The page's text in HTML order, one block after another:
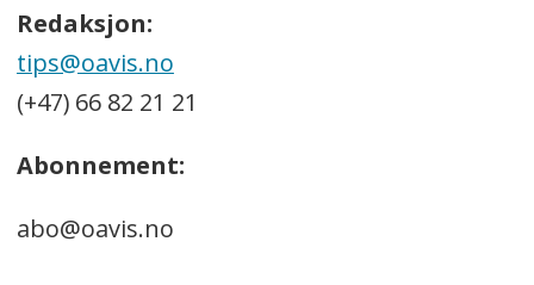
Redaksjon:
tips@oavis.no
(+47) 66 82 21 21
Abonnement:
abo@oavis.no